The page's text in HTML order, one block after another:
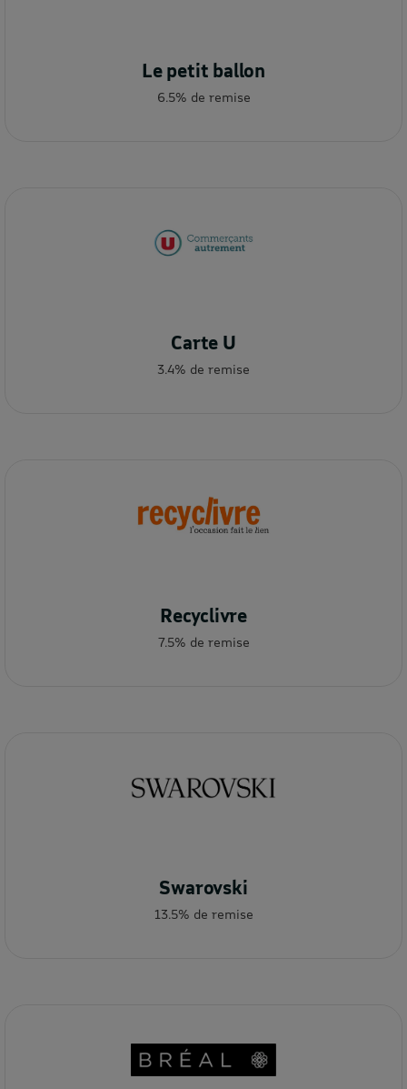
Le petit ballon
6.5% de remise
Carte U
3.4% de remise
Recyclivre
7.5% de remise
Swarovski
13.5% de remise